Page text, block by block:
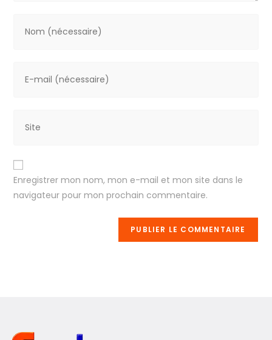
Enregistrer mon nom, mon e-mail et mon site dans le
navigateur pour mon prochain commentaire.